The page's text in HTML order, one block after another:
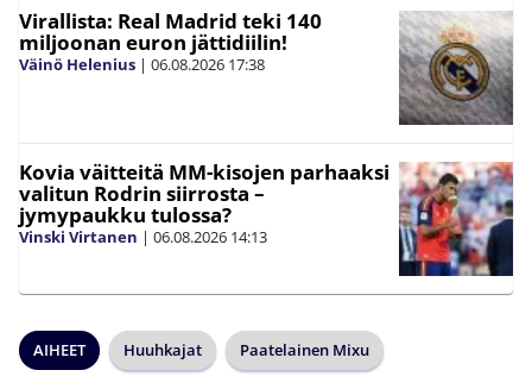
Virallista: Real Madrid teki 140
miljoonan euron jättidiilin!
Väinö Helenius | 06.08.2026 17:38
Kovia väitteitä MM-kisojen parhaaksi
valitun Rodrin siirrosta –
jymypaukku tulossa?
Vinski Virtanen | 06.08.2026 14:13
AIHEET Huuhkajat Paatelainen Mixu